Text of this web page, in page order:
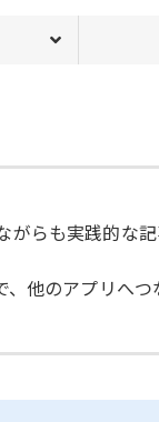
らも実践的な
他のアプリへ